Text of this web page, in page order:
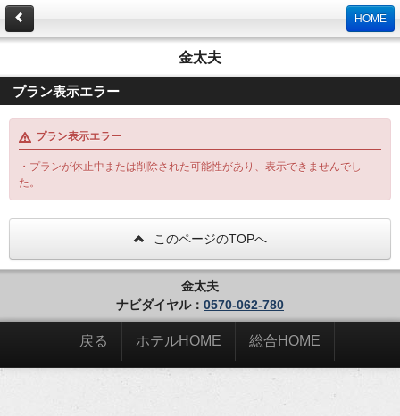
HOME
金太夫
プラン表示エラー
プラン表示エラー
・プランが休止中または削除された可能性があり、表示できませんでし
た。
このページのTOPへ
金太夫
ナビダイヤル： 0570-062-780
戻る ホテルHOME 総合HOME